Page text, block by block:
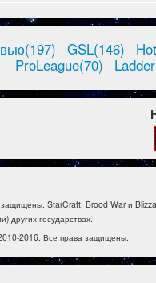
GSL(146)
ProLeague(70)
StarCraft, Brood War и
других государствах.
2016. Все права защищены.